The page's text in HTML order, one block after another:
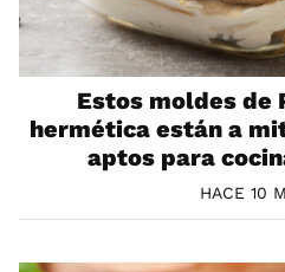
Estos moldes de
hermética están a
aptos para
HACE 10